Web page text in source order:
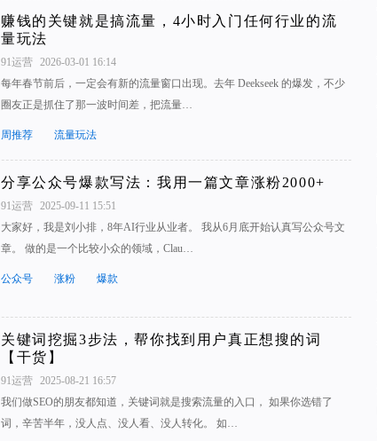
赚钱的关键就是搞流量，4小时入门任何行业的流
量玩法
91运营 2026-03-01 16:14
每年春节前后，一定会有新的流量窗口出现。去年 Deekseek 的爆发，不少
圈友正是抓住了那一波时间差，把流量…
周推荐 流量玩法
分享公众号爆款写法：我用一篇文章涨粉2000+
91运营
2025-09-11 15:51
大家好，我是刘小排，8年AI行业从业者。 我从6月底开始认真写公众号文
章。 做的是一个比较小众的领域，Clau…
公众号 涨粉 爆款
关键词挖掘3步法，帮你找到用户真正想搜的词
【干货】
91运营
2025-08-21 16:57
我们做SEO的朋友都知道，关键词就是搜索流量的入口， 如果你选错了
词，辛苦半年，没人点、没人看、没人转化。 如…